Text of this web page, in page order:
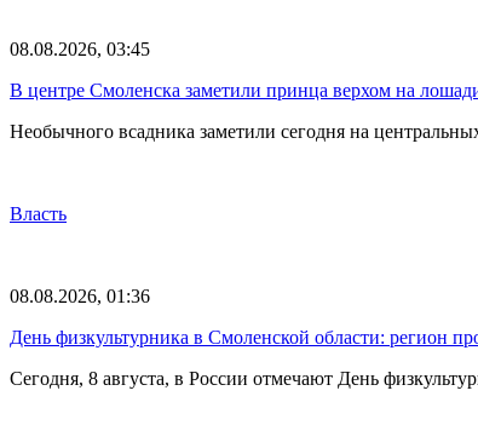
08.08.2026, 03:45
В центре Смоленска заметили принца верхом на
Необычного всадника заметили сегодня на
Власть
08.08.2026, 01:36
День физкультурника в Смоленской области: регион
Сегодня, 8 августа, в России отмечают День